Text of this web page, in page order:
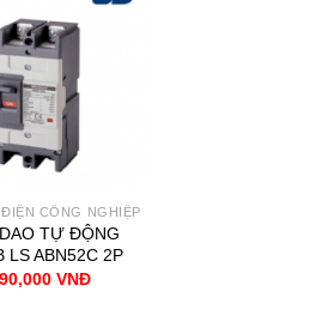
CÔNG NGHIỆP
TỰ ĐỘNG
LS ABN52C 2P
VNĐ